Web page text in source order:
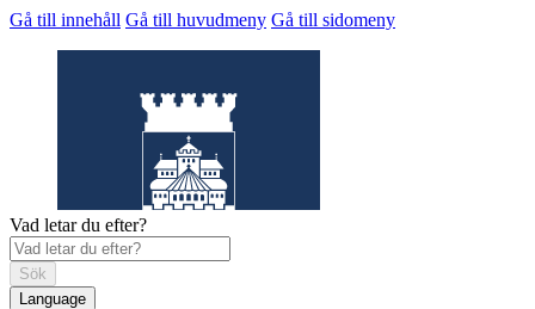
Gå till innehåll Gå till huvudmeny Gå till sidomeny
Vad letar du efter?
Sök
Language